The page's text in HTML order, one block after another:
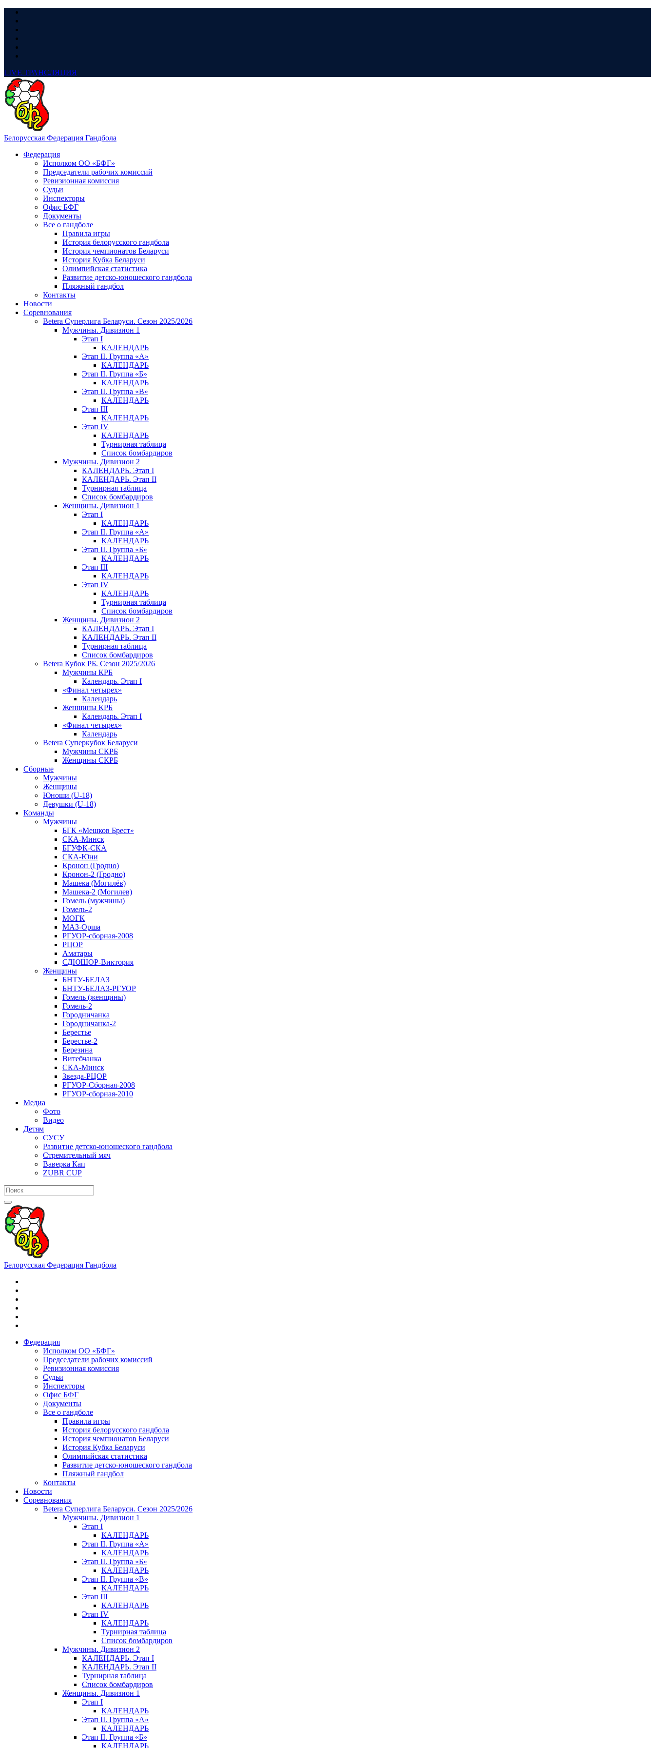
LIVE ТРАНСЛЯЦИЯ
Белорусская Федерация Гандбола
Федерация
Исполком ОО «БФГ»
Председатели рабочих комиссий
Ревизионная комиссия
Судьи
Инспекторы
Офис БФГ
Документы
Все о гандболе
Правила игры
История белорусского гандбола
История чемпионатов Беларуси
История Кубка Беларуси
Олимпийская статистика
Развитие детско-юношеского гандбола
Пляжный гандбол
Контакты
Новости
Соревнования
Betera Суперлига Беларуси. Сезон 2025/2026
Мужчины. Дивизион 1
Этап I
КАЛЕНДАРЬ
Этап II. Группа «А»
КАЛЕНДАРЬ
Этап II. Группа «Б»
КАЛЕНДАРЬ
Этап II. Группа «В»
КАЛЕНДАРЬ
Этап III
КАЛЕНДАРЬ
Этап IV
КАЛЕНДАРЬ
Турнирная таблица
Список бомбардиров
Мужчины. Дивизион 2
КАЛЕНДАРЬ. Этап I
КАЛЕНДАРЬ. Этап II
Турнирная таблица
Список бомбардиров
Женщины. Дивизион 1
Этап I
КАЛЕНДАРЬ
Этап II. Группа «А»
КАЛЕНДАРЬ
Этап II. Группа «Б»
КАЛЕНДАРЬ
Этап III
КАЛЕНДАРЬ
Этап IV
КАЛЕНДАРЬ
Турнирная таблица
Список бомбардиров
Женщины. Дивизион 2
КАЛЕНДАРЬ. Этап I
КАЛЕНДАРЬ. Этап II
Турнирная таблица
Список бомбардиров
Betera Кубок РБ. Сезон 2025/2026
Мужчины КРБ
Календарь. Этап I
«Финал четырех»
Календарь
Женщины КРБ
Календарь. Этап I
«Финал четырех»
Календарь
Betera Суперкубок Беларуси
Мужчины СКРБ
Женщины СКРБ
Сборные
Мужчины
Женщины
Юноши (U-18)
Девушки (U-18)
Команды
Мужчины
БГК «Мешков Брест»
СКА-Минск
БГУФК-СКА
СКА-Юни
Кронон (Гродно)
Кронон-2 (Гродно)
Машека (Могилёв)
Машека-2 (Могилев)
Гомель (мужчины)
Гомель-2
МОГК
МАЗ-Орша
РГУОР-сборная-2008
РЦОР
Аматары
СДЮШОР-Виктория
Женщины
БНТУ-БЕЛАЗ
БНТУ-БЕЛАЗ-РГУОР
Гомель (женщины)
Гомель-2
Городничанка
Городничанка-2
Берестье
Берестье-2
Березина
Витебчанка
СКА-Минск
Звезда-РЦОР
РГУОР-Сборная-2008
РГУОР-сборная-2010
Медиа
Фото
Видео
Детям
СУСУ
Развитие детско-юношеского гандбола
Стремительный мяч
Ваверка Кап
ZUBR CUP
Белорусская Федерация Гандбола
Федерация
Исполком ОО «БФГ»
Председатели рабочих комиссий
Ревизионная комиссия
Судьи
Инспекторы
Офис БФГ
Документы
Все о гандболе
Правила игры
История белорусского гандбола
История чемпионатов Беларуси
История Кубка Беларуси
Олимпийская статистика
Развитие детско-юношеского гандбола
Пляжный гандбол
Контакты
Новости
Соревнования
Betera Суперлига Беларуси. Сезон 2025/2026
Мужчины. Дивизион 1
Этап I
КАЛЕНДАРЬ
Этап II. Группа «А»
КАЛЕНДАРЬ
Этап II. Группа «Б»
КАЛЕНДАРЬ
Этап II. Группа «В»
КАЛЕНДАРЬ
Этап III
КАЛЕНДАРЬ
Этап IV
КАЛЕНДАРЬ
Турнирная таблица
Список бомбардиров
Мужчины. Дивизион 2
КАЛЕНДАРЬ. Этап I
КАЛЕНДАРЬ. Этап II
Турнирная таблица
Список бомбардиров
Женщины. Дивизион 1
Этап I
КАЛЕНДАРЬ
Этап II. Группа «А»
КАЛЕНДАРЬ
Этап II. Группа «Б»
КАЛЕНДАРЬ